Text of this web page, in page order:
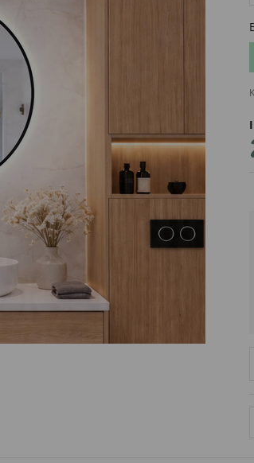
PRODUCENT
DekoracjeIrys.pl